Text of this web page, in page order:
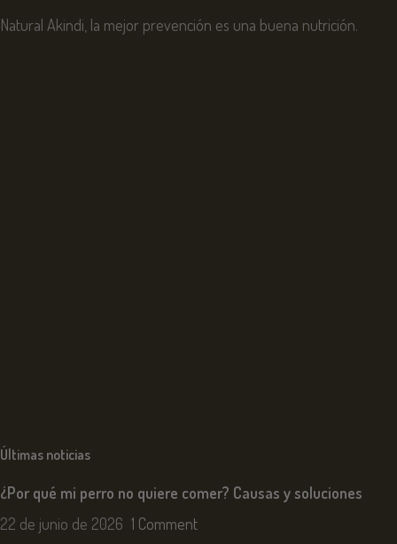
Natural Akindi, la mejor prevención es una buena nutrición.
Últimas noticias
¿Por qué mi perro no quiere comer? Causas y soluciones
22 de junio de 2026 1 Comment